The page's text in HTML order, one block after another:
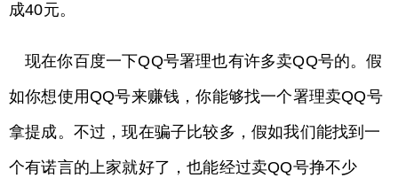
成40元。
现在你百度一下QQ号署理也有许多卖QQ号的。假
如你想使用QQ号来赚钱，你能够找一个署理卖QQ号
拿提成。不过，现在骗子比较多，假如我们能找到一
个有诺言的上家就好了，也能经过卖QQ号挣不少